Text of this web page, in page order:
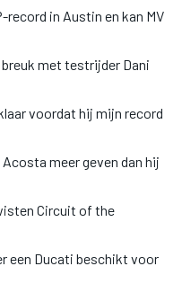
in Austin en kan MV
met testrijder Dani
voordat hij mijn record
meer geven dan hij
Circuit of the
een Ducati beschikt voor